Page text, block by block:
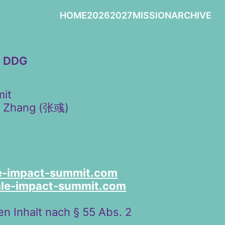
HOME20262027MISSIONARCHIVE
(张彧)
impact-summit.com
impact-summit.com
Inhalt nach § 55 Abs. 2